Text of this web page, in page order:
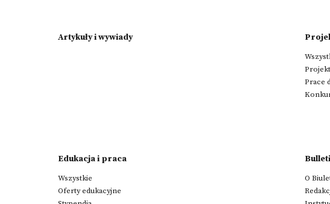
Artykuły i wywiady
Prace
Edukacja i praca
Wszystkie
Oferty edukacyjne
O